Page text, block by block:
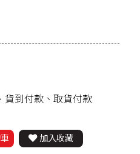
貨到付款、取貨付款
加入收藏